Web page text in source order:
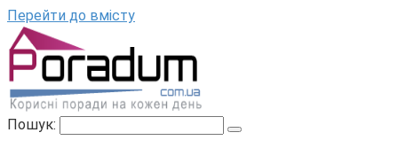
Перейти до вмісту
Пошук: